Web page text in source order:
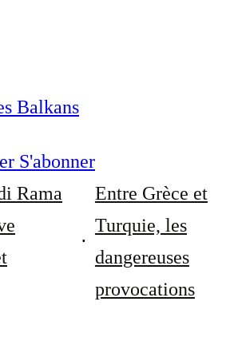
Balkans
S'abonner
Rama
Entre Grèce et
Turquie, les
dangereuses
provocations